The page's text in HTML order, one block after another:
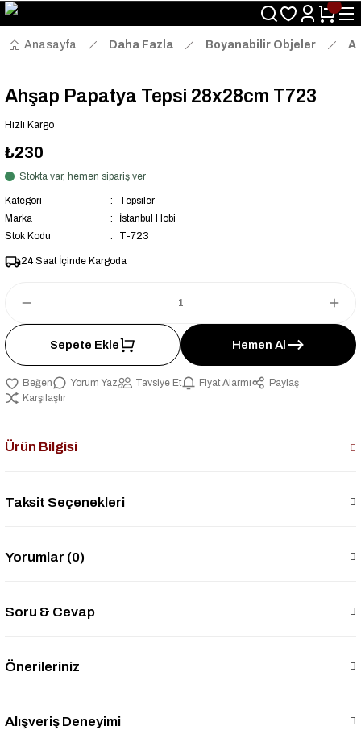
Size Özel "HG10" Kodu ile Sepette Hemen %10 İndirim Fırsatını
Kaçırmayın!
Anasayfa
Daha Fazla Boyanabilir Objeler
Ahşap Papatya Tepsi 28x28cm T723
Hızlı Kargo
₺230
Stokta var, hemen sipariş ver
Kategori
Tepsiler
Marka
İstanbul Hobi
Stok Kodu
T-723
24 Saat İçinde Kargoda
Sepete Ekle Hemen Al
Yorum Yaz Tavsiye Et Fiyat Alarmı
Paylaş
Karşılaştır
Ürün Bilgisi
Taksit Seçenekleri
Yorumlar (0)
Soru & Cevap
Önerileriniz
Alışveriş Deneyimi